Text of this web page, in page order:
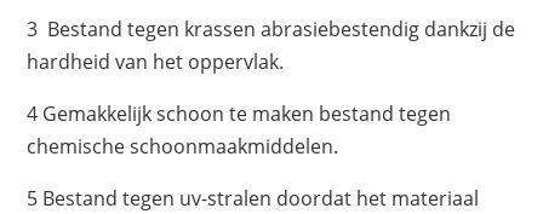
3 Bestand tegen krassen abrasiebestendig dankzij de
hardheid van het oppervlak.
4 Gemakkelijk schoon te maken bestand tegen
chemische schoonmaakmiddelen.
5 Bestand tegen uv-stralen doordat het materiaal